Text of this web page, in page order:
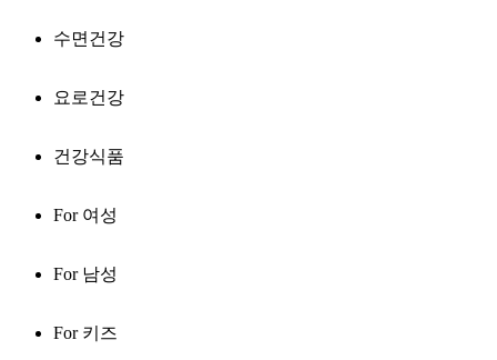
수면건강
요로건강
건강식품
For 여성
For 남성
For 키즈